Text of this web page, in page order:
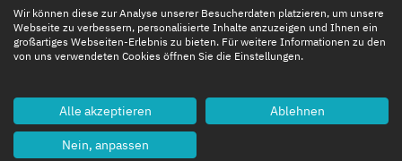
Eintrittskarten
Wir können diese zur Analyse unserer Besucherdaten platzieren, um unsere
Webseite zu verbessern, personalisierte Inhalte anzuzeigen und Ihnen ein
großartiges Webseiten-Erlebnis zu bieten. Für weitere Informationen zu den
von uns verwendeten Cookies öffnen Sie die Einstellungen.
Alle akzeptieren Ablehnen
Nein, anpassen